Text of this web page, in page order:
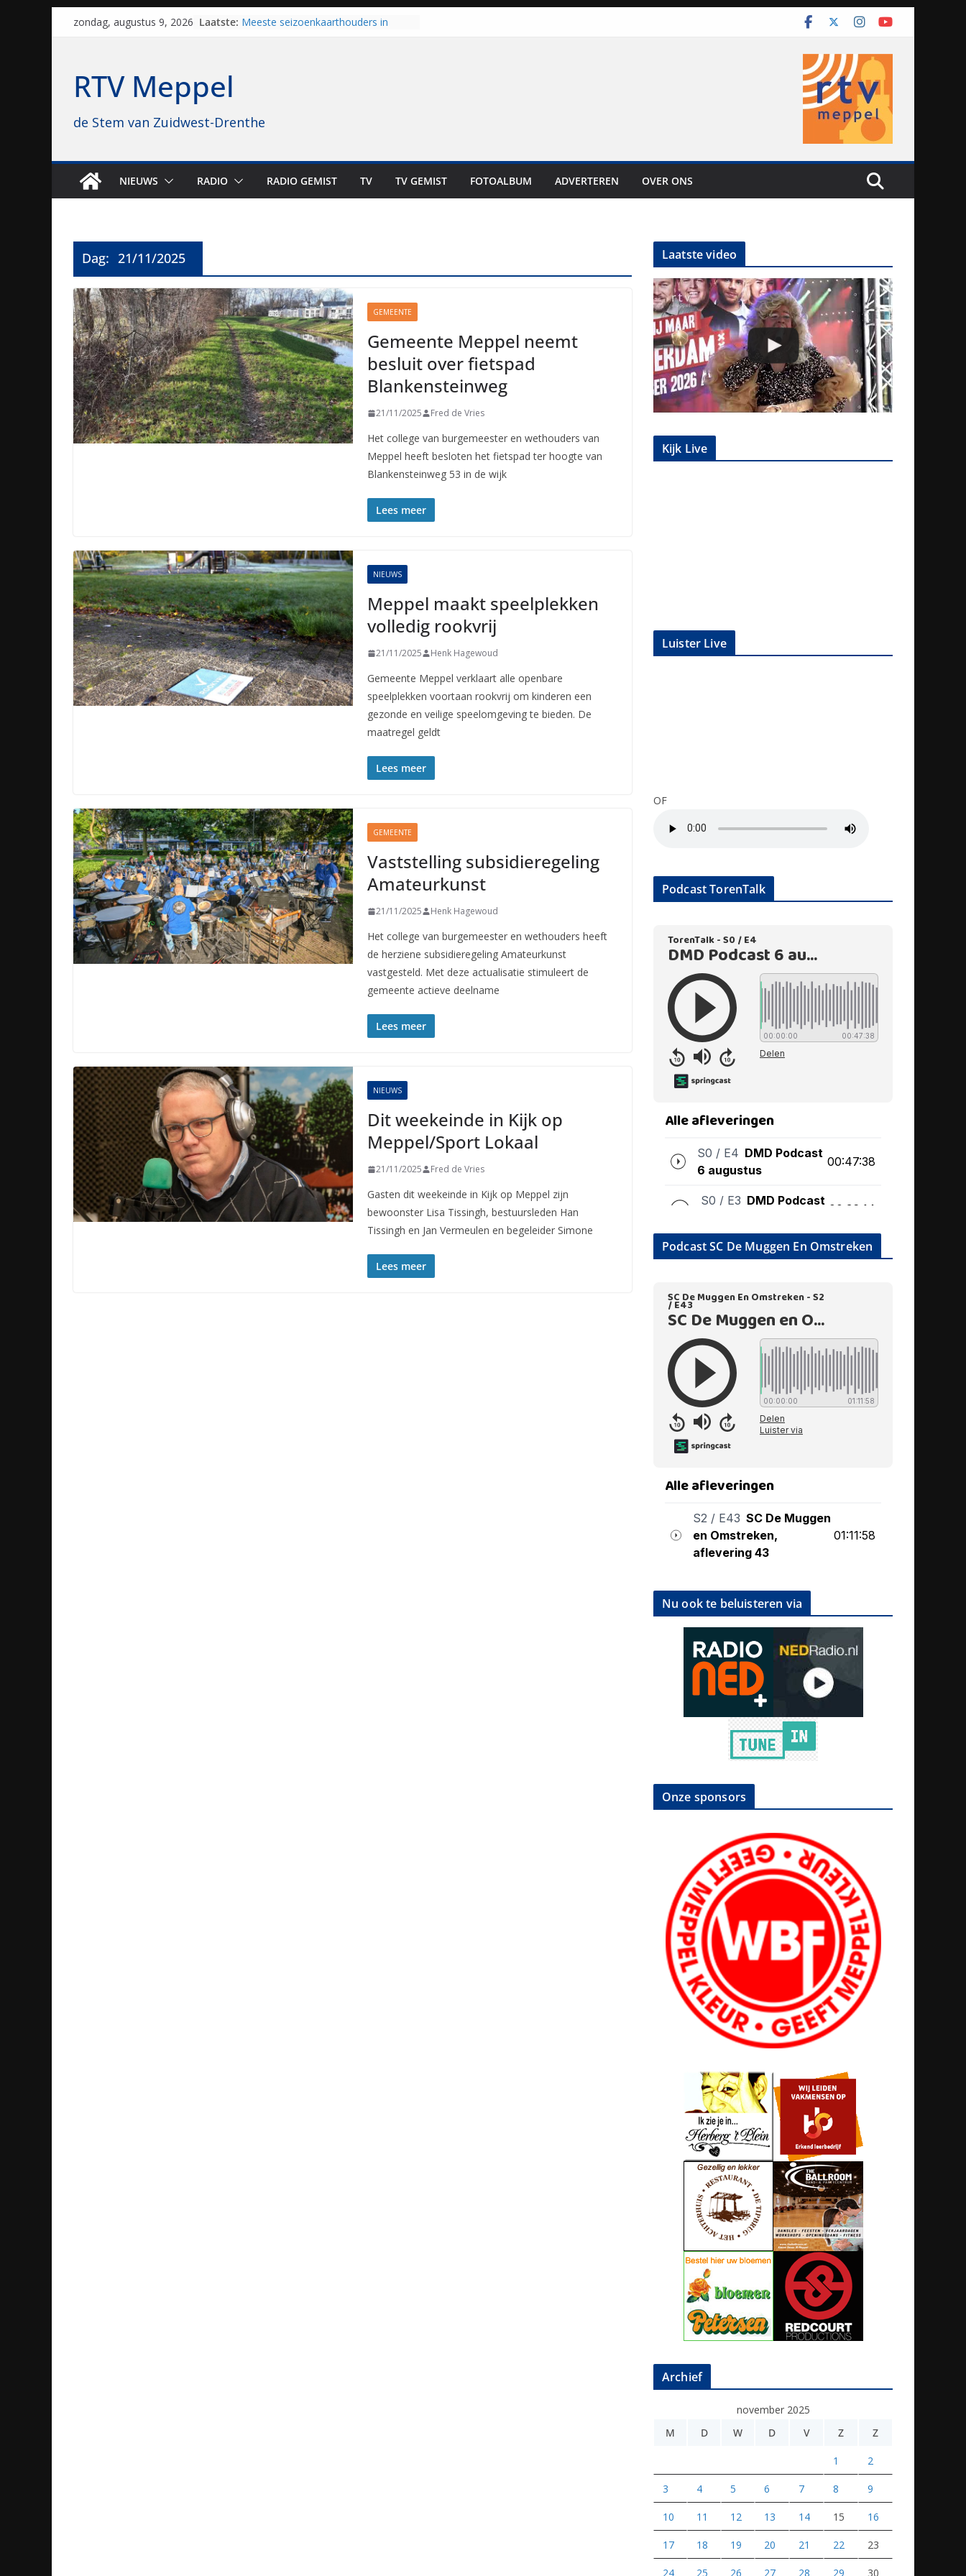
zondag, augustus 9, 2026 Laatste: Meeste seizoenkaarthouders in
kwalificatieronde Eurojackpot KNVB
bijna 1.000 zonnepanelen in gebruik
genomen
RTV Meppel
de Stem van Zuidwest-Drenthe
NIEUWS RADIO RADIO GEMIST TV TV GEMIST FOTOALBUM ADVERTEREN OVER ONS
Dag: 21/11/2025
GEMEENTE
Gemeente Meppel neemt
besluit over fietspad
Blankensteinweg
21/11/2025 Fred de Vries
Het college van burgemeester en wethouders van
Meppel heeft besloten het fietspad ter hoogte van
Blankensteinweg 53 in de wijk
Lees meer
NIEUWS
Meppel maakt speelplekken
volledig rookvrij
21/11/2025 Henk Hagewoud
Gemeente Meppel verklaart alle openbare
speelplekken voortaan rookvrij om kinderen een
gezonde en veilige speelomgeving te bieden. De
maatregel geldt
Lees meer
GEMEENTE
Vaststelling subsidieregeling
Amateurkunst
21/11/2025 Henk Hagewoud
Het college van burgemeester en wethouders heeft
de herziene subsidieregeling Amateurkunst
vastgesteld. Met deze actualisatie stimuleert de
gemeente actieve deelname
Lees meer
NIEUWS
Dit weekeinde in Kijk op
Meppel/Sport Lokaal
21/11/2025 Fred de Vries
Gasten dit weekeinde in Kijk op Meppel zijn
bewoonster Lisa Tissingh, bestuursleden Han
Tissingh en Jan Vermeulen en begeleider Simone
Lees meer
Laatste video
Kijk Live
Luister Live
OF
Podcast TorenTalk
Podcast SC De Muggen En Omstreken
Nu ook te beluisteren via
Onze sponsors
Archief
november 2025
M
D W D V Z Z
1 2
3 4 5 6 7 8 9
10 11 12 13 14 15 16
17 18 19 20 21 22 23
24 25 26 27 28 29 30